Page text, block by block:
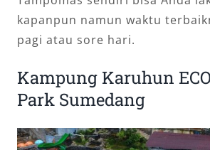
kapanpun namun waktu
pagi atau sore hari.
Kampung Karuhun
Park Sumedang